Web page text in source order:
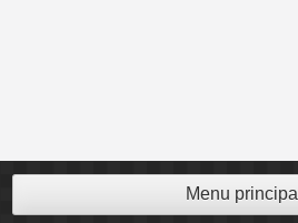
Menu